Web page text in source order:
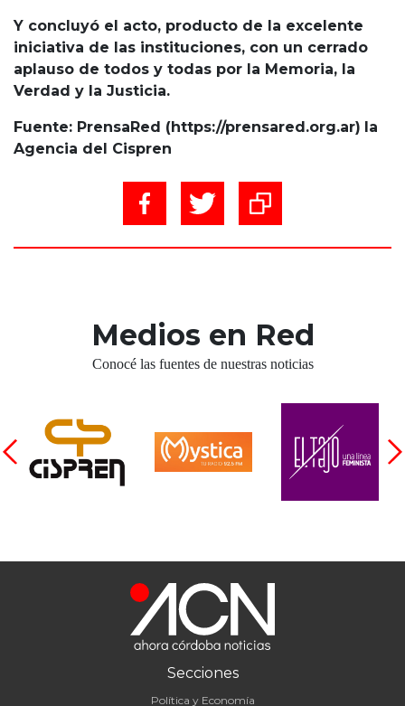
Y concluyó el acto, producto de la excelente
iniciativa de las instituciones, con un cerrado
aplauso de todos y todas por la Memoria, la
Verdad y la Justicia.
Fuente: PrensaRed (https://prensared.org.ar) la
Agencia del Cispren
Medios en Red
Conocé las fuentes de nuestras noticias
Secciones
Política y Economía